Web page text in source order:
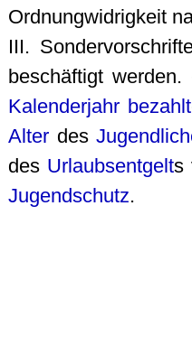
Ordnungwidrigkeit
III.
beschäftigt
Kalenderjahr bezahlt
Alter des
des Urlaubsentgelts
Jugendschutz.